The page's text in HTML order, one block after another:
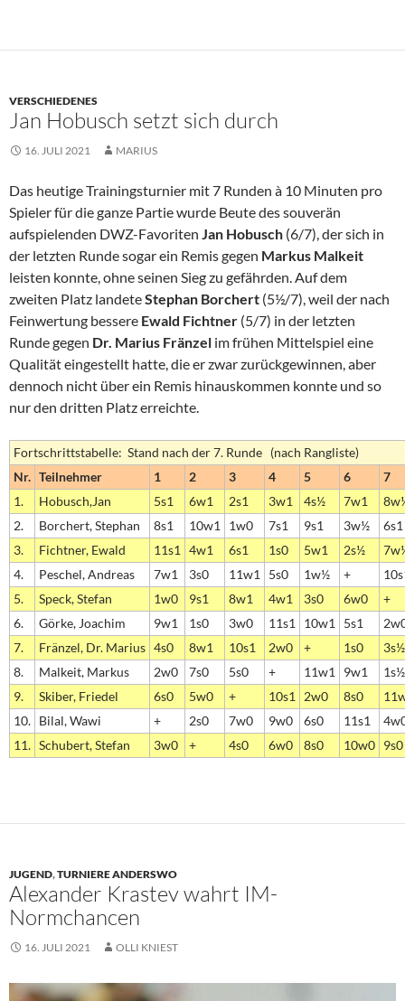
VERSCHIEDENES
Jan Hobusch setzt sich durch
16. JULI 2021 MARIUS
Das heutige Trainingsturnier mit 7 Runden à 10 Minuten pro
Spieler für die ganze Partie wurde Beute des souverän
aufspielenden DWZ-Favoriten Jan Hobusch (6/7), der sich in
der letzten Runde sogar ein Remis gegen Markus Malkeit
leisten konnte, ohne seinen Sieg zu gefährden. Auf dem
zweiten Platz landeteStephan Borchert (5½/7), weil der nach
Feinwertung bessere Ewald Fichtner (5/7) in der letzten
Runde gegen Dr. Marius Fränzel im frühen Mittelspiel eine
Qualität eingestellt hatte, die er zwar zurückgewinnen, aber
dennoch nicht über ein Remis hinauskommen konnte und so
nur den dritten Platz erreichte.
Fortschrittstabelle: Stand nach der 7. Runde (nach Rangliste)
Nr. Teilnehmer 1 2 3 4 5 6
7
1.
Hobusch,Jan 5s1 6w1 2s1 3w1 4s½ 7w1
2.
Borchert, Stephan 8s1 10w1 1w0 7s1 9s1 3w½
6s1
3.
Fichtner, Ewald 11s1 4w1 6s1 1s0 5w1 2s½
4.
Peschel, Andreas 7w1 3s0 11w1 5s0 1w½ +
5.
Speck, Stefan 1w0 9s1 8w1 4w1 3s0 6w0
+
6.
Görke, Joachim 9w1 1s0 3w0 11s1 10w1 5s1
7.
Fränzel, Dr. Marius 4s0 8w1 10s1 2w0 + 1s0
3s½
8.
Malkeit, Markus 2w0 7s0 5s0 + 11w1 9w1
1s½
9.
Skiber, Friedel 6s0 5w0 + 10s1 2w0 8s0
10. Bilal, Wawi + 2s0 7w0 9w0 6s0 11s1
11. Schubert, Stefan 3w0 + 4s0 6w0 8s0 10w0 9s0
JUGEND,TURNIERE ANDERSWO
Alexander Krastev wahrt IM-
Normchancen
16. JULI 2021 OLLI KNIEST